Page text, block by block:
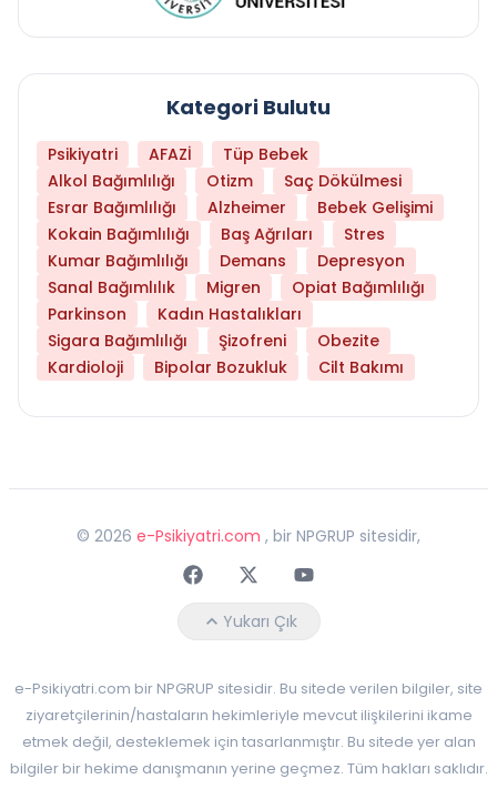
Kategori Bulutu
Psikiyatri AFAZİ
Tüp Bebek
Alkol Bağımlılığı
Otizm
Saç Dökülmesi
Esrar Bağımlılığı
Alzheimer
Bebek Gelişimi
Kokain Bağımlılığı
Baş Ağrıları
Stres
Kumar Bağımlılığı
Demans
Depresyon
Sanal Bağımlılık
Migren
Opiat Bağımlılığı
Parkinson
Kadın Hastalıkları
Sigara Bağımlılığı
Şizofreni
Obezite
Kardioloji
Bipolar Bozukluk Cilt Bakımı
© 2026 e-Psikiyatri.com , bir NPGRUP sitesidir,
FaceebokTwitterYoutube
Yukarı Çık
e-Psikiyatri.com bir NPGRUP sitesidir. Bu sitede verilen bilgiler, site
ziyaretçilerinin/hastaların hekimleriyle mevcut ilişkilerini ikame
etmek değil, desteklemek için tasarlanmıştır. Bu sitede yer alan
bilgiler bir hekime danışmanın yerine geçmez. Tüm hakları saklıdır.